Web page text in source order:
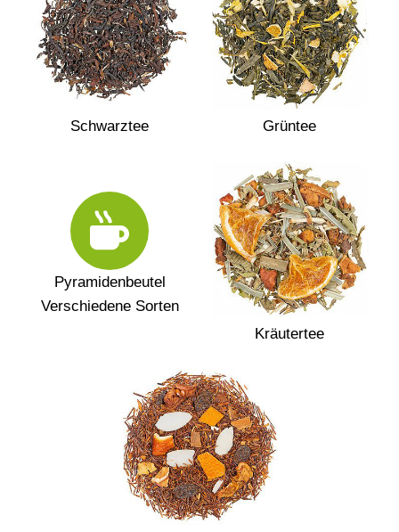
Schwarztee Grüntee
Pyramidenbeutel
Verschiedene Sorten
Kräutertee